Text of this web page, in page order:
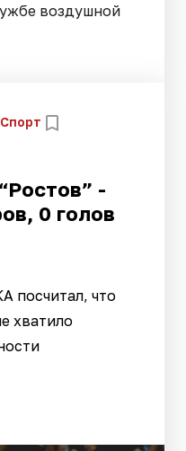
воздушной
Спорт
-
0 голов
посчитал, что
хватило